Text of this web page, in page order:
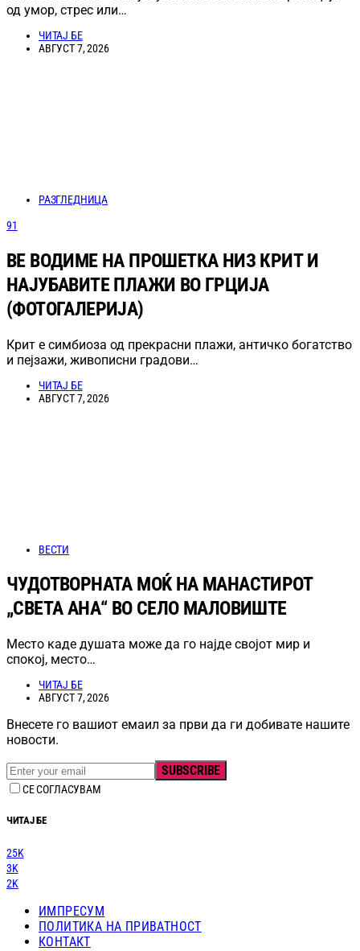
од умор, стрес или…
ЧИТАЈ БЕ
АВГУСТ 7, 2026
РАЗГЛЕДНИЦА
91
ВЕ ВОДИМЕ НА ПРОШЕТКА НИЗ КРИТ И
НАЈУБАВИТЕ ПЛАЖИ ВО ГРЦИЈА
(ФОТОГАЛЕРИЈА)
Крит е симбиоза од прекрасни плажи, античко богатство
и пејзажи, живописни градови…
ЧИТАЈ БЕ
АВГУСТ 7, 2026
ВЕСТИ
ЧУДОТВОРНАТА МОЌ НА МАНАСТИРОТ
„СВЕТА АНА“ ВО СЕЛО МАЛОВИШТЕ
Место каде душата може да го најде својот мир и
спокој, место…
ЧИТАЈ БЕ
АВГУСТ 7, 2026
Внесете го вашиот емаил за први да ги добивате нашите
новости.
SUBSCRIBE
СЕ СОГЛАСУВАМ
ЧИТАЈ БЕ
25K
3K
2K
ИМПРЕСУМ
ПОЛИТИКА НА ПРИВАТНОСТ
КОНТАКТ